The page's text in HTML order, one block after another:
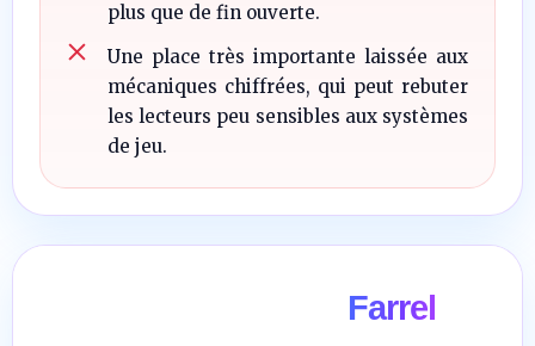
plus que de fin ouverte.
Une place très importante laissée aux
mécaniques chiffrées, qui peut rebuter
les lecteurs peu sensibles aux systèmes
de jeu.
Farrel